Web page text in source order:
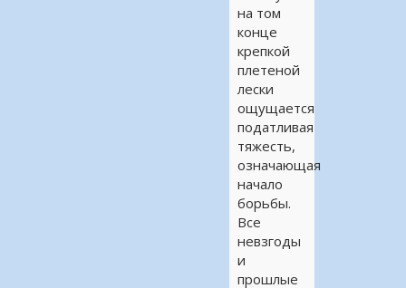
на том
конце
крепкой
плетеной
лески
ощущается
податливая
тяжесть,
означающая
начало
борьбы.
Все
невзгоды
и
прошлые